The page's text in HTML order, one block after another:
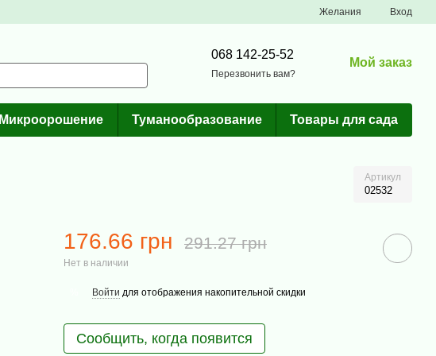
Желания Вход
068 142-25-52
Перезвонить вам?
Мой заказ
Микроорошение Туманообразование Товары для сада
Артикул
02532
176.66 грн 291.27 грн
Нет в наличии
Войти для отображения накопительной скидки
Сообщить, когда появится